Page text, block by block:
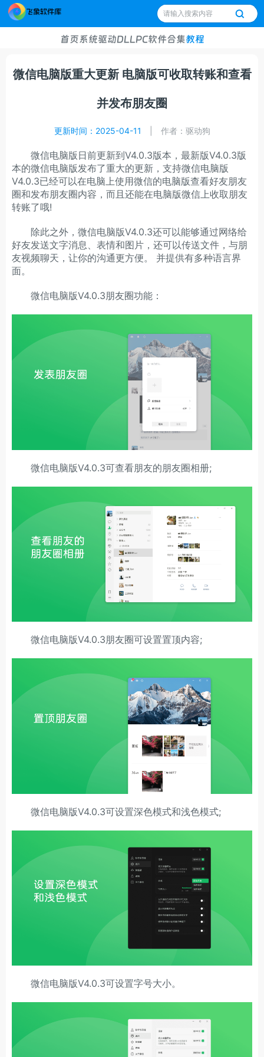
首页系统驱动DLLPC软件合集教程
微信电脑版重大更新 电脑版可收取转账和查看
并发布朋友圈
更新时间：2025-04-11 作者：驱动狗
微信电脑版日前更新到V4.0.3版本，最新版V4.0.3版
本的微信电脑版发布了重大的更新，支持微信电脑版
V4.0.3已经可以在电脑上使用微信的电脑版查看好友朋友
圈和发布朋友圈内容，而且还能在电脑版微信上收取朋友
转账了哦!
除此之外，微信电脑版V4.0.3还可以能够通过网络给
好友发送文字消息、表情和图片，还可以传送文件，与朋
友视频聊天，让你的沟通更方便。 并提供有多种语言界
面。
微信电脑版V4.0.3朋友圈功能：
微信电脑版V4.0.3可查看朋友的朋友圈相册;
微信电脑版V4.0.3朋友圈可设置置顶内容;
微信电脑版V4.0.3可设置深色模式和浅色模式;
微信电脑版V4.0.3可设置字号大小。